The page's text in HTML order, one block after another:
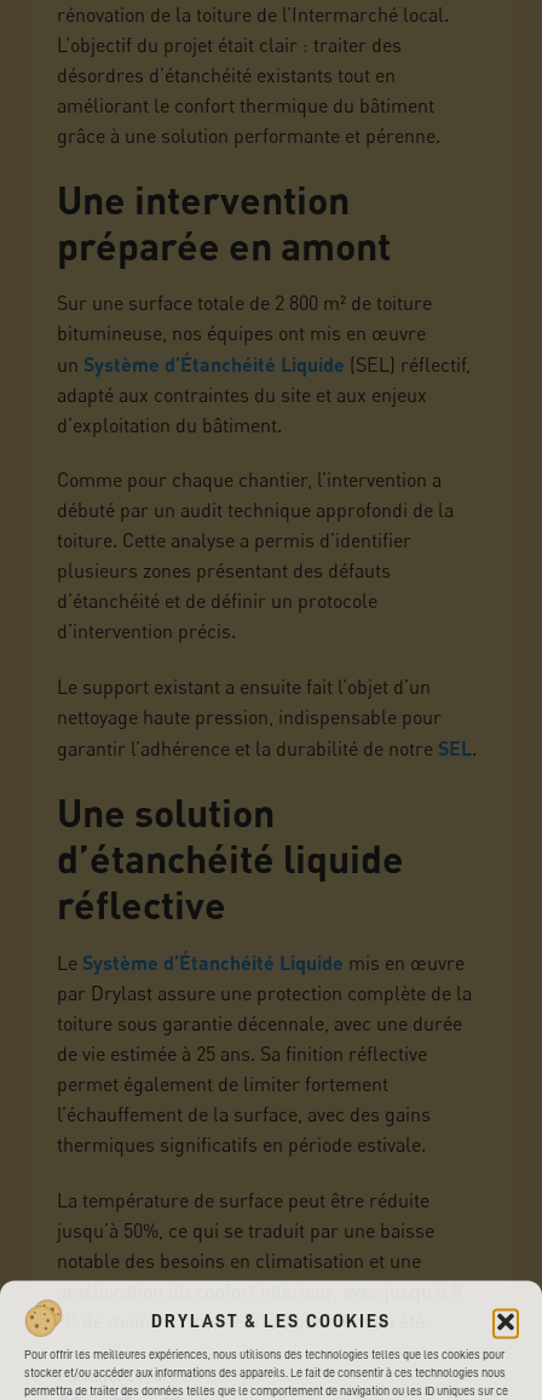
DRYLAST & LES COOKIES
Pour offrir les meilleures expériences, nous utilisons des technologies telles que les cookies pour
stocker et/ou accéder aux informations des appareils. Le fait de consentir à ces technologies nous
permettra de traiter des données telles que le comportement de navigation ou les ID uniques sur ce
rénovation de la toiture de l’Intermarché local.
L’objectif du projet était clair : traiter des
désordres d’étanchéité existants tout en
améliorant le confort thermique du bâtiment
grâce à une solution performante et pérenne.
Une intervention
préparée en amont
Sur une surface totale de 2 800 m² de toiture
bitumineuse, nos équipes ont mis en œuvre
un Système d’Étanchéité Liquide (SEL) réflectif,
adapté aux contraintes du site et aux enjeux
d’exploitation du bâtiment.
Comme pour chaque chantier, l’intervention a
débuté par un audit technique approfondi de la
toiture. Cette analyse a permis d’identifier
plusieurs zones présentant des défauts
d’étanchéité et de définir un protocole
d’intervention précis.
Le support existant a ensuite fait l’objet d’un
nettoyage haute pression, indispensable pour
garantir l’adhérence et la durabilité de notre SEL.
Une solution
d’étanchéité liquide
réflective
Le Système d’Étanchéité Liquide mis en œuvre
par Drylast assure une protection complète de la
toiture sous garantie décennale, avec une durée
de vie estimée à 25 ans. Sa finition réflective
permet également de limiter fortement
l’échauffement de la surface, avec des gains
thermiques significatifs en période estivale.
La température de surface peut être réduite
jusqu’à 50%, ce qui se traduit par une baisse
notable des besoins en climatisation et une
°C de moins à l’intérieur du bâtiment en été.
Partagez cet article :